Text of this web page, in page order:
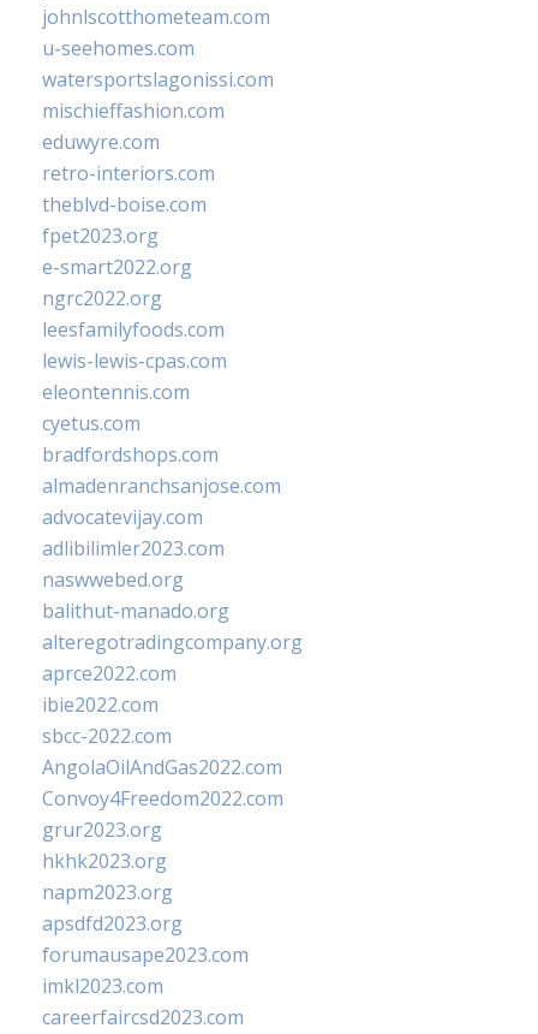
johnlscotthometeam.com
u-seehomes.com
watersportslagonissi.com
mischieffashion.com
eduwyre.com
retro-interiors.com
theblvd-boise.com
fpet2023.org
e-smart2022.org
ngrc2022.org
leesfamilyfoods.com
lewis-lewis-cpas.com
eleontennis.com
cyetus.com
bradfordshops.com
almadenranchsanjose.com
advocatevijay.com
adlibilimler2023.com
naswwebed.org
balithut-manado.org
alteregotradingcompany.org
aprce2022.com
ibie2022.com
sbcc-2022.com
AngolaOilAndGas2022.com
Convoy4Freedom2022.com
grur2023.org
hkhk2023.org
napm2023.org
apsdfd2023.org
forumausape2023.com
imkl2023.com
careerfaircsd2023.com